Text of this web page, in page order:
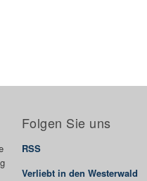
Folgen Sie uns
RSS
Verliebt in den Westerwald